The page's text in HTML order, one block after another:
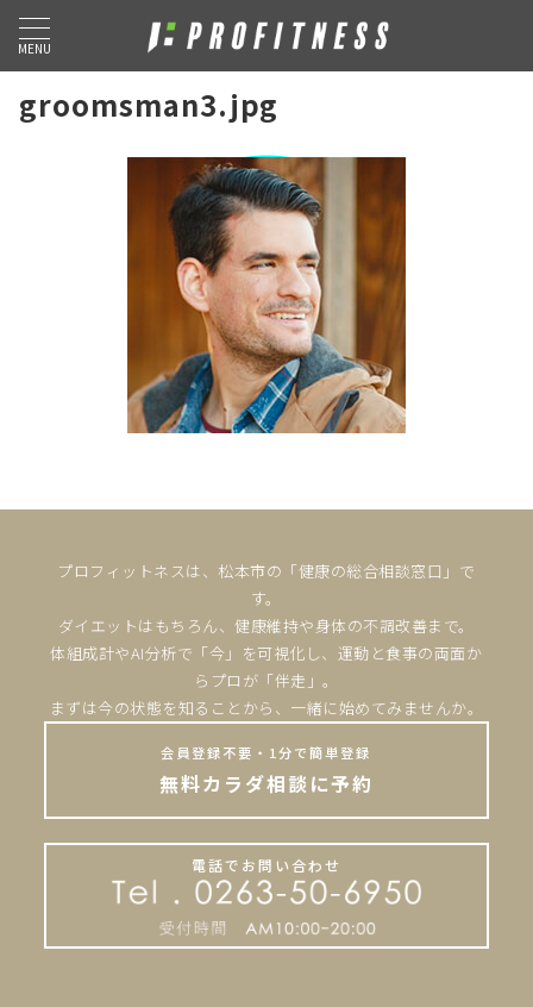
MENU
groomsman3.jpg
プロフィットネスは、松本市の「健康の総合相談窓口」で
す。
ダイエットはもちろん、健康維持や身体の不調改善まで。
体組成計やAI分析で「今」を可視化し、運動と食事の両面か
らプロが「伴走」。
まずは今の状態を知ることから、一緒に始めてみませんか。
会員登録不要・1分で簡単登録
無料カラダ相談に予約
電話でお問い合わせ